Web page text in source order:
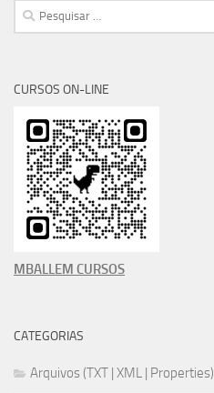
Pesquisar
por:
CURSOS ON-LINE
MBALLEM CURSOS
CATEGORIAS
Arquivos (TXT | XML | Properties)